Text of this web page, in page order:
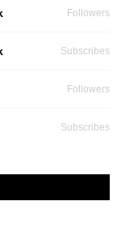
Followers
Subscribes
Followers
Subscribes